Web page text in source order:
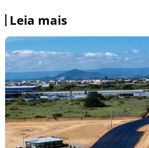
Leia mais